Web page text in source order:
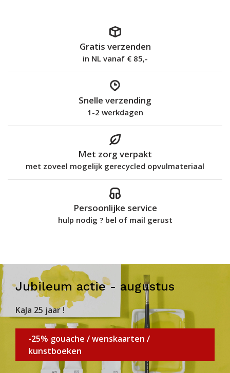
Gratis verzenden
in NL vanaf € 85,-
Snelle verzending
1-2 werkdagen
Met zorg verpakt
met zoveel mogelijk gerecycled opvulmateriaal
Persoonlijke service
hulp nodig ? bel of mail gerust
Jubileum actie - augustus
KaJa 25 jaar !
-25% gouache / wenskaarten /
kunstboeken